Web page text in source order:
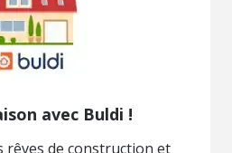
avec Buldi !
rêves de construction et